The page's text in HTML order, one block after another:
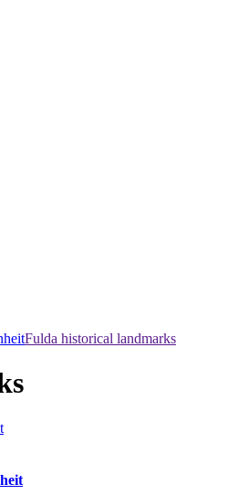
Fulda historical landmarks